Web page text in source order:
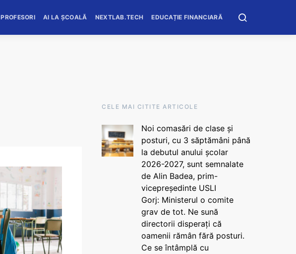
PROFESORI AI LA ȘCOALĂ NEXTLAB.TECH EDUCAȚIE FINANCIARĂ
CELE MAI CITITE ARTICOLE
Noi comasări de clase și
posturi, cu 3 săptămâni până
la debutul anului școlar
2026-2027, sunt semnalate
de Alin Badea, prim-
vicepreședinte USLI
Gorj: Ministerul o comite
grav de tot. Ne sună
directorii disperați că
oamenii rămân fără posturi.
Ce se întâmplă cu